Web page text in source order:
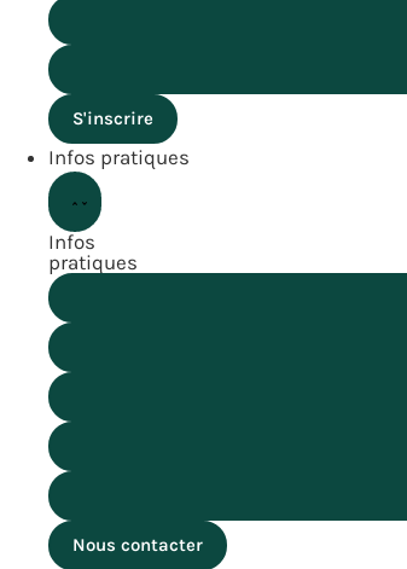
S'inscrire
Infos pratiques
Infos
pratiques
Nous contacter